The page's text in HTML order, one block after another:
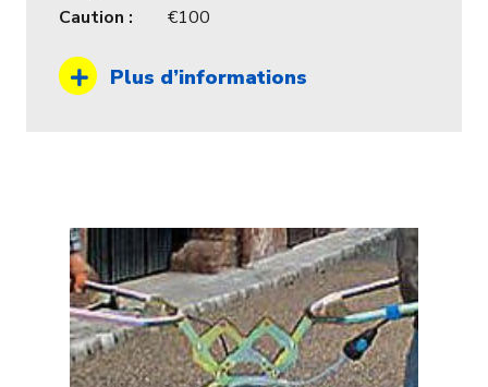
Caution :
100
Plus d’informations